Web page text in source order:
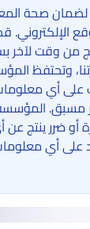
لضمان صحة
قد
من وقت
وتحتفظ
على أي
ضرر ينتج عن
على أي